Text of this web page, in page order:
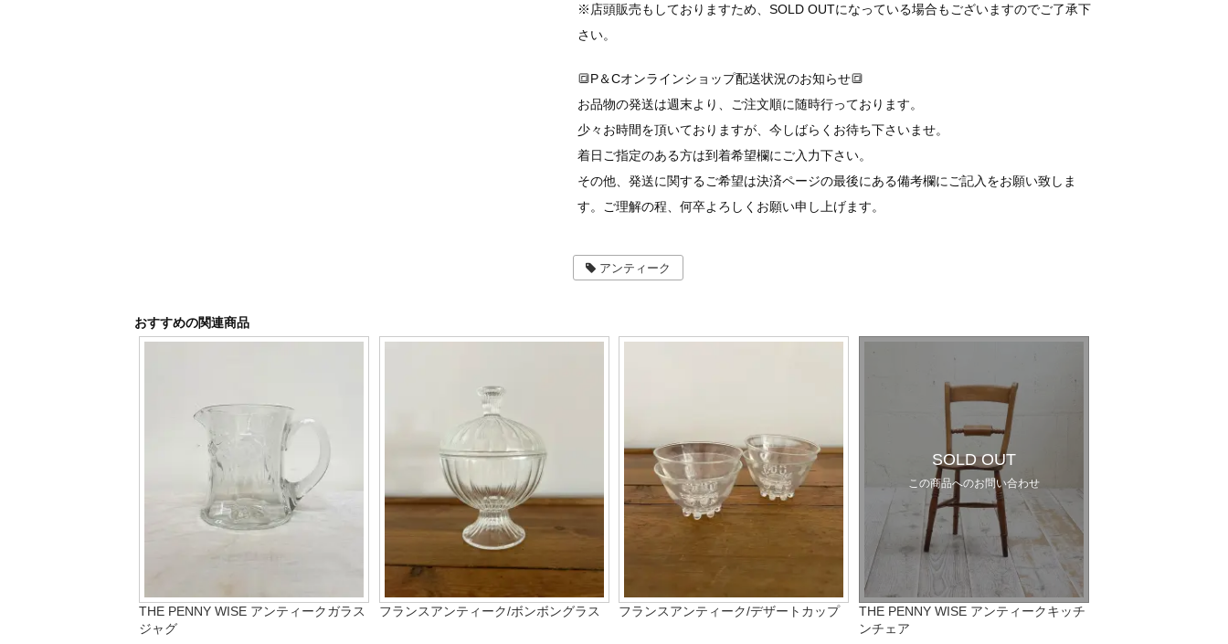
※店頭販売もしておりますため、SOLD OUTになっている場合もございますのでご了承下
さい。
🔳P＆Cオンラインショップ配送状況のお知らせ🔳
お品物の発送は週末より、ご注文順に随時行っております。
少々お時間を頂いておりますが、今しばらくお待ち下さいませ。
着日ご指定のある方は到着希望欄にご入力下さい。
その他、発送に関するご希望は決済ページの最後にある備考欄にご記入をお願い致しま
す。ご理解の程、何卒よろしくお願い申し上げます。
アンティーク
おすすめの関連商品
THE PENNY WISE アンティークガラス
ジャグ
フランスアンティーク/ボンボングラス フランスアンティーク/デザートカップ
SOLD OUT
この商品へのお問い合わせ
THE PENNY WISE アンティークキッチ
ンチェア